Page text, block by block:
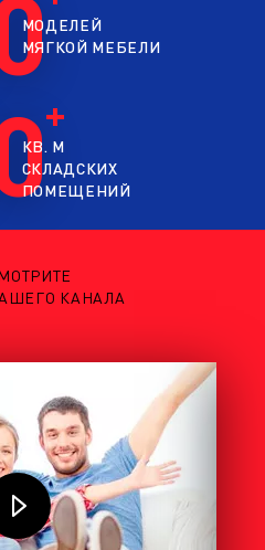
МОДЕЛЕЙ
МЯГКОЙ МЕБЕЛИ
КВ. М
СКЛАДСКИХ
ПОМЕЩЕНИЙ
КАНАЛА